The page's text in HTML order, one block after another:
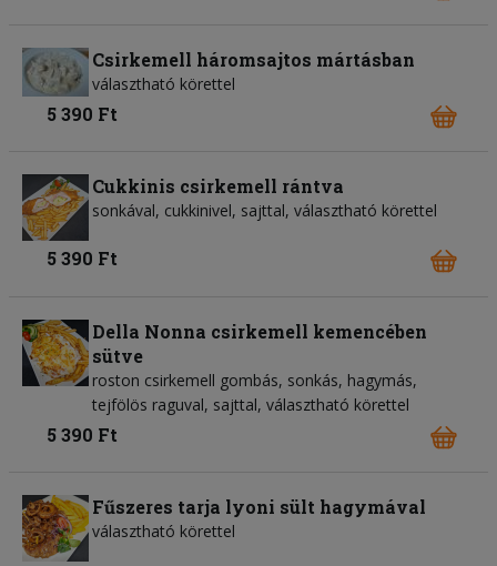
Csirkemell háromsajtos mártásban
választható körettel
5 390 Ft
Cukkinis csirkemell rántva
sonkával, cukkinivel, sajttal, választható körettel
5 390 Ft
Della Nonna csirkemell kemencében
sütve
roston csirkemell gombás, sonkás, hagymás,
tejfölös raguval, sajttal, választható körettel
5 390 Ft
Fűszeres tarja lyoni sült hagymával
választható körettel